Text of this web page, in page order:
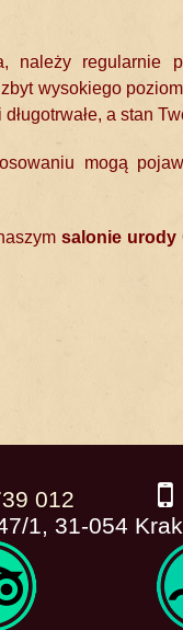
regularnie
wysokiego
a stan
mogą
salonie urody
012
1, 31-054